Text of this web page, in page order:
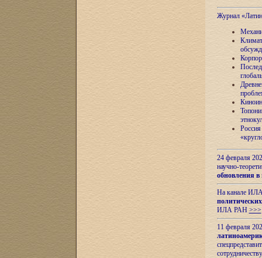
Журнал
24 февраля
научно-
обновления в
На канале
ИЛА РАН >>>
11 февраля